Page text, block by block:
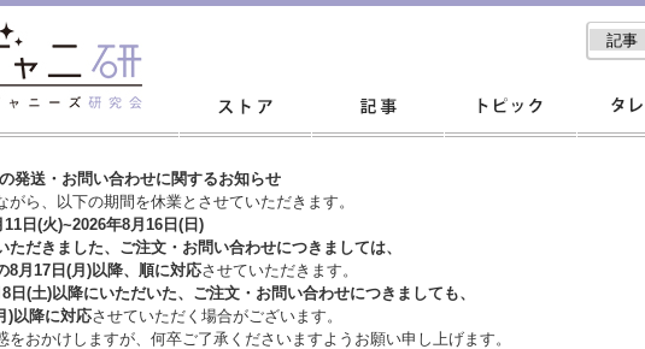
発送・お問い合わせに関するお知らせ
がら、以下の期間を休業とさせていただきます。
11日(火)~2026年8月16日(日)
ただきました、ご注文・お問い合わせにつきましては、
8月17日(月)以降、順に対応させていただきます。
日(土)以降にいただいた、ご注文・ お問い合わせにつきましても、
)以降に対応させていただく場合がございます。
をおかけしますが、 何卒ご了承くださいますようお願い申し上げます。